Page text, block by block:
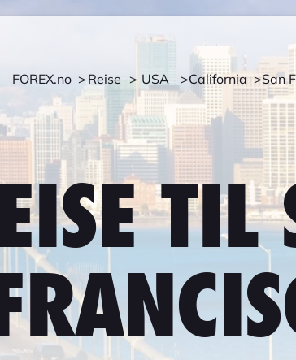
FOREX.no Reise USA California San
TIL